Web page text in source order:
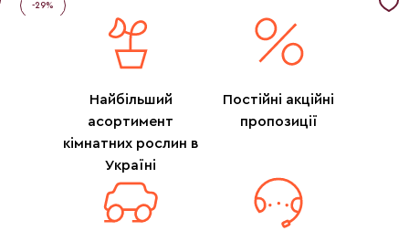
-29%
Найбільший
асортимент
кімнатних рослин в
Україні
Постійні акційні
пропозиції